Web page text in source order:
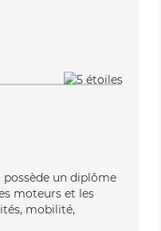
un diplôme
moteurs et les
mobilité,